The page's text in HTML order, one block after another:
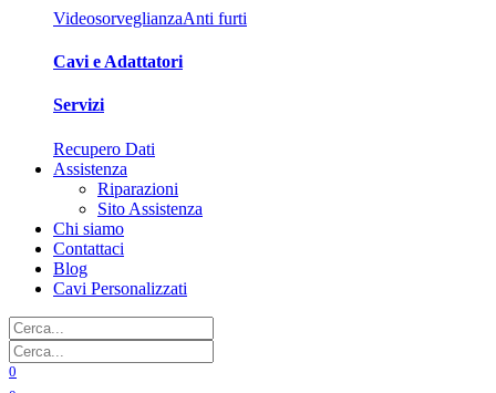
VideosorveglianzaAnti furti
Cavi e Adattatori
Servizi
Recupero Dati
Assistenza
Riparazioni
Sito Assistenza
Chi siamo
Contattaci
Blog
Cavi Personalizzati
0